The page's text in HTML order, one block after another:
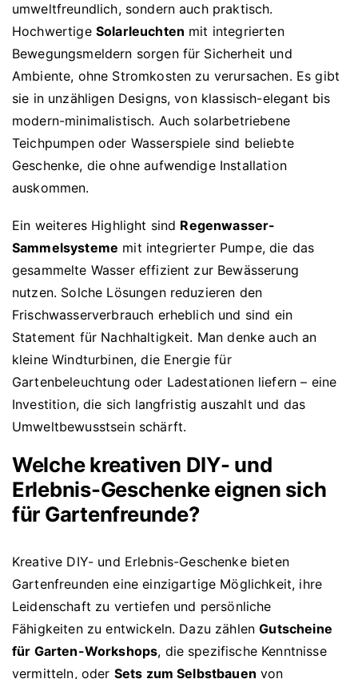
umweltfreundlich, sondern auch praktisch.
Hochwertige Solarleuchten mit integrierten
Bewegungsmeldern sorgen für Sicherheit und
Ambiente, ohne Stromkosten zu verursachen. Es gibt
sie in unzähligen Designs, von klassisch-elegant bis
modern-minimalistisch. Auch solarbetriebene
Teichpumpen oder Wasserspiele sind beliebte
Geschenke, die ohne aufwendige Installation
auskommen.
Ein weiteres Highlight sind Regenwasser-
Sammelsysteme mit integrierter Pumpe, die das
gesammelte Wasser effizient zur Bewässerung
nutzen. Solche Lösungen reduzieren den
Frischwasserverbrauch erheblich und sind ein
Statement für Nachhaltigkeit. Man denke auch an
kleine Windturbinen, die Energie für
Gartenbeleuchtung oder Ladestationen liefern – eine
Investition, die sich langfristig auszahlt und das
Umweltbewusstsein schärft.
Welche kreativen DIY- und
Erlebnis-Geschenke eignen sich
für Gartenfreunde?
Kreative DIY- und Erlebnis-Geschenke bieten
Gartenfreunden eine einzigartige Möglichkeit, ihre
Leidenschaft zu vertiefen und persönliche
Fähigkeiten zu entwickeln. Dazu zählenGutscheine
für Garten-Workshops, die spezifische Kenntnisse
vermitteln, oder Sets zum Selbstbauen von